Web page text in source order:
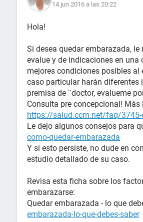
14 jun 2016 a las 20:22
Hola!
Si desea quedar embarazada,
evalue y de indicaciones en
mejores condiciones posibles
caso particular harán diferentes
premisa de ¨doctor, evalueme
Consulta pre concepcional!
https://salud.ccm.net/faq/3745-
Le dejo algunos consejos para
como-quedar-embarazada
Y si esto persiste, no dude en
estudio detallado de su caso.
Revisa esta ficha sobre los
embarazarse:
Quedar embarazada - lo que
embarazada-lo-que-debes-saber